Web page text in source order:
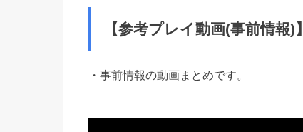
【参考プレイ動画(事前情報)】
・事前情報の動画まとめです。